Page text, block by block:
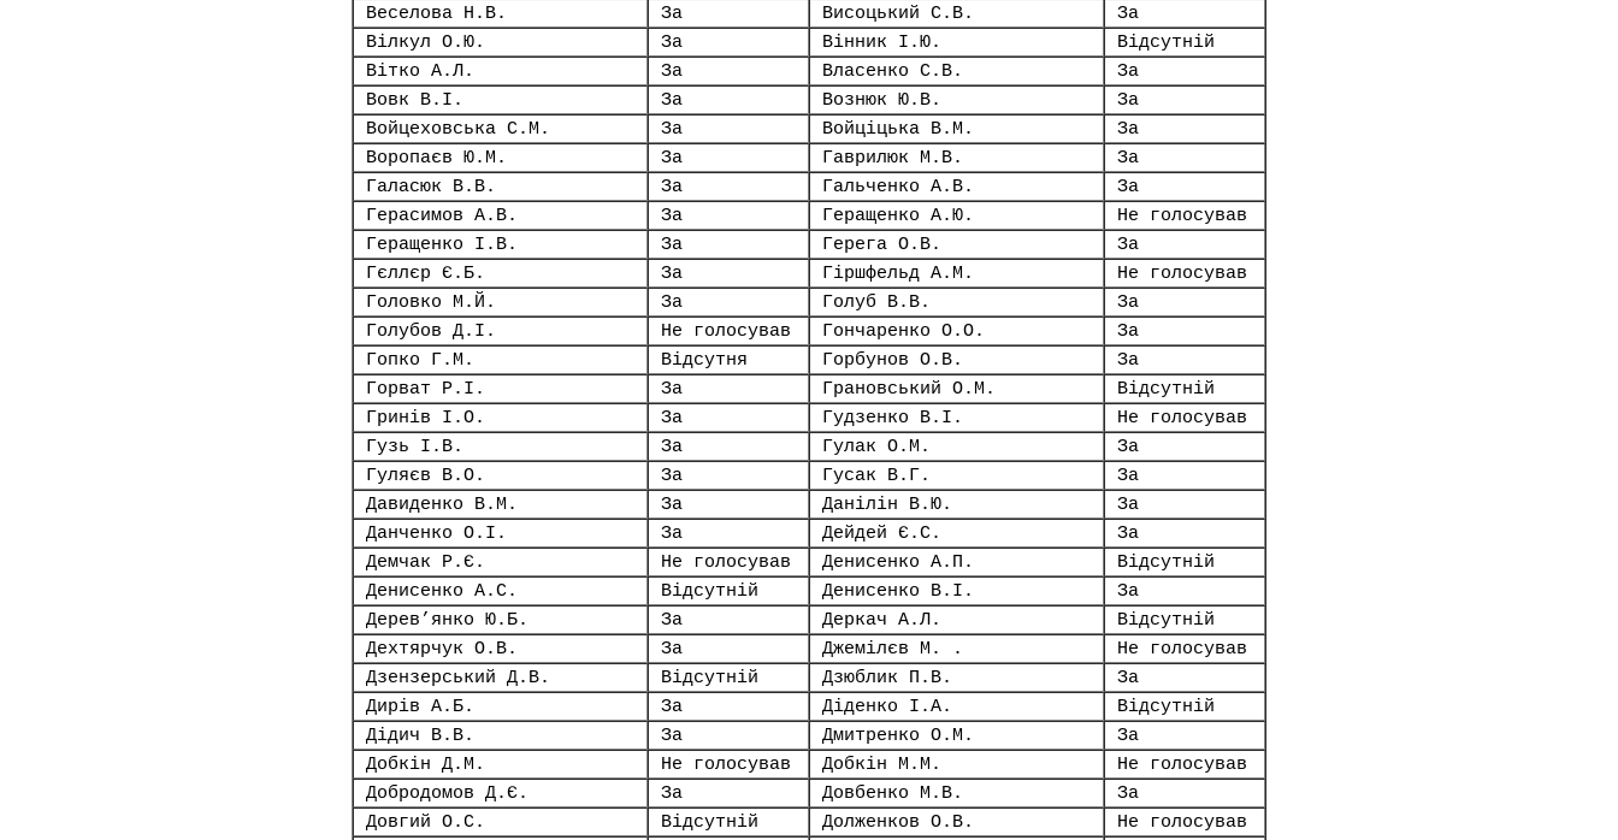
Веселова Н.В.
За Висоцький С.В.
За
Вілкул О.Ю.
За Вінник І.Ю.
Відсутній
Вітко А.Л.
За Власенко С.В.
За
Вовк В.І.
За Вознюк Ю.В.
За
Войцеховська С.М.
За Войціцька В.М.
За
Воропаєв Ю.М.
За Гаврилюк М.В.
За
Галасюк В.В.
За Гальченко А.В.
За
Герасимов А.В.
За Геращенко А.Ю.
Не голосував
Геращенко І.В.
За Герега О.В.
За
Гєллєр Є.Б.
За Гіршфельд А.М.
Не голосував
Головко М.Й.
За Голуб В.В.
За
Голубов Д.І.
Не голосував Гончаренко О.О.
За
Гопко Г.М.
Відсутня Горбунов О.В.
За
Горват Р.І.
За Грановський О.М.
Відсутній
Гринів І.О.
За Гудзенко В.І.
Не голосував
Гузь І.В.
За Гулак О.М.
За
Гуляєв В.О.
За Гусак В.Г.
За
Давиденко В.М.
За Данілін В.Ю.
За
Данченко О.І.
За Дейдей Є.С.
За
Демчак Р.Є.
Не голосував Денисенко А.П.
Відсутній
Денисенко А.С.
Відсутній Денисенко В.І.
За
Дерев’янко Ю.Б.
За Деркач А.Л.
Відсутній
Дехтярчук О.В.
За Джемілєв М. .
Не голосував
Дзензерський Д.В.
Відсутній Дзюблик П.В.
За
Дирів А.Б.
За Діденко І.А.
Відсутній
Дідич В.В.
За Дмитренко О.М.
За
Добкін Д.М.
Не голосував Добкін М.М.
Не голосував
Добродомов Д.Є.
За Довбенко М.В.
За
Довгий О.С.
Відсутній Долженков О.В.
Не голосував